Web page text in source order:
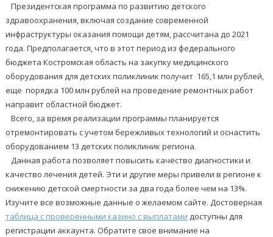
Президентская программа по развитию детского
здравоохранения, включая создание современной
инфраструктуры оказания помощи детям, рассчитана до 2021
года. Предполагается, что в этот период из федерального
бюджета Костромская область на закупку медицинского
оборудования для детских поликлиник получит 165,1 млн рублей,
еще порядка 100 млн рублей на проведение ремонтных работ
направит областной бюджет.
Всего, за время реализации программы планируется
отремонтировать с учетом бережливых технологий и оснастить
оборудованием 13 детских поликлиник региона.
Данная работа позволяет повысить качество диагностики и
качество лечения детей. Эти и другие меры привели в регионе к
снижению детской смертности за два года более чем на 13%.
Изучите все возможные данные о желаемом сайте. Достоверная
таблица с проверенными казино с выплатами доступны для
регистрации аккаунта. Обратите свое внимание на